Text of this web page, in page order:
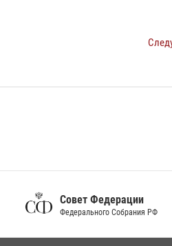
Совет Федерации
Федерального Собрания РФ